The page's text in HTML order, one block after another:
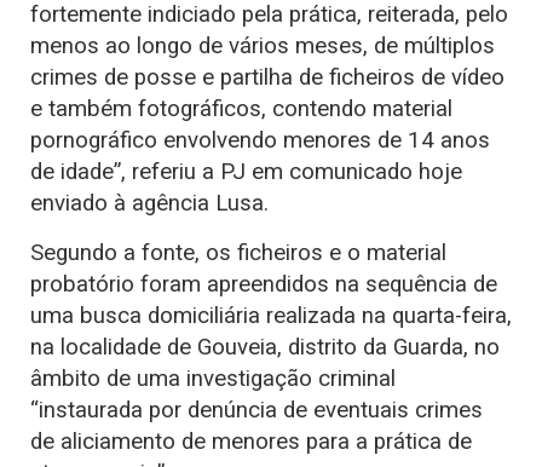
fortemente indiciado pela prática, reiterada, pelo
menos ao longo de vários meses, de múltiplos
crimes de posse e partilha de ficheiros de vídeo
e também fotográficos, contendo material
pornográfico envolvendo menores de 14 anos
de idade”, referiu a PJ em comunicado hoje
enviado à agência Lusa.
Segundo a fonte, os ficheiros e o material
probatório foram apreendidos na sequência de
uma busca domiciliária realizada na quarta-feira,
na localidade de Gouveia, distrito da Guarda, no
âmbito de uma investigação criminal
“instaurada por denúncia de eventuais crimes
de aliciamento de menores para a prática de